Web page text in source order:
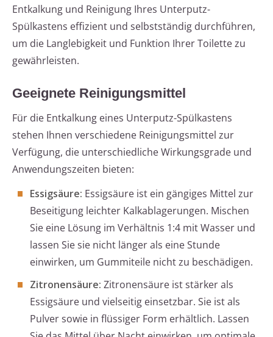
Entkalkung und Reinigung Ihres Unterputz-
Spülkastens effizient und selbstständig durchführen,
um die Langlebigkeit und Funktion Ihrer Toilette zu
gewährleisten.
Geeignete Reinigungsmittel
Für die Entkalkung eines Unterputz-Spülkastens
stehen Ihnen verschiedene Reinigungsmittel zur
Verfügung, die unterschiedliche Wirkungsgrade und
Anwendungszeiten bieten:
Essigsäure: Essigsäure ist ein gängiges Mittel zur
Beseitigung leichter Kalkablagerungen. Mischen
Sie eine Lösung im Verhältnis 1:4 mit Wasser und
lassen Sie sie nicht länger als eine Stunde
einwirken, um Gummiteile nicht zu beschädigen.
Zitronensäure: Zitronensäure ist stärker als
Essigsäure und vielseitig einsetzbar. Sie ist als
Pulver sowie in flüssiger Form erhältlich. Lassen